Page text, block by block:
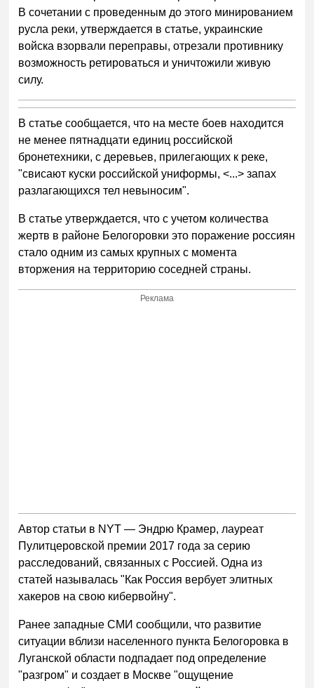
В сочетании с проведенным до этого минированием
русла реки, утверждается в статье, украинские
войска взорвали переправы, отрезали противнику
возможность ретироваться и уничтожили живую
силу.
В статье сообщается, что на месте боев находится
не менее пятнадцати единиц российской
бронетехники, с деревьев, прилегающих к реке,
"свисают куски российской униформы, <...> запах
разлагающихся тел невыносим".
В статье утверждается, что с учетом количества
жертв в районе Белогоровки это поражение россиян
стало одним из самых крупных с момента
вторжения на территорию соседней страны.
Реклама
Автор статьи в NYT — Эндрю Крамер, лауреат
Пулитцеровской премии 2017 года за серию
расследований, связанных с Россией. Одна из
статей называлась "Как Россия вербует элитных
хакеров на свою кибервойну".
Ранее западные СМИ сообщили, что развитие
ситуации вблизи населенного пункта Белогоровка в
Луганской области подпадает под определение
"разгром" и создает в Москве "ощущение